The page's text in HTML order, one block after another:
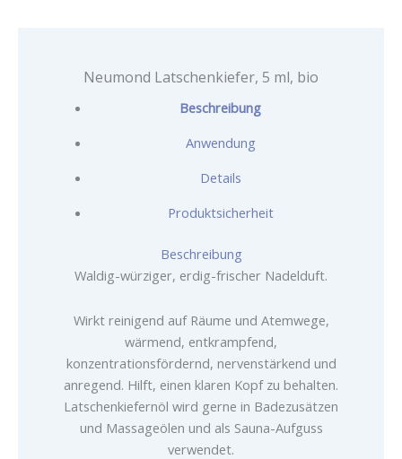
Neumond Latschenkiefer, 5 ml, bio
Beschreibung
Anwendung
Details
Produktsicherheit
Beschreibung
Waldig-würziger, erdig-frischer Nadelduft.
Wirkt reinigend auf Räume und Atemwege,
wärmend, entkrampfend,
konzentrationsfördernd, nervenstärkend und
anregend. Hilft, einen klaren Kopf zu behalten.
Latschenkiefernöl wird gerne in Badezusätzen
und Massageölen und als Sauna-Aufguss
verwendet.